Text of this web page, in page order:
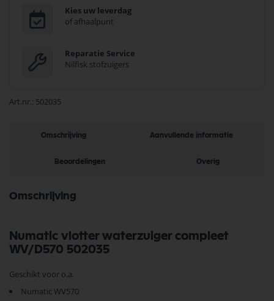
Kies uw leverdag
of afhaalpunt
Reparatie Service
Nilfisk stofzuigers
Art.nr. 502035
Omschrijving Aanvullende informatie
Beoordelingen Overig
Omschrijving
Numatic vlotter waterzuiger compleet
WV/D570 502035
Geschikt voor o.a.
Numatic WV570